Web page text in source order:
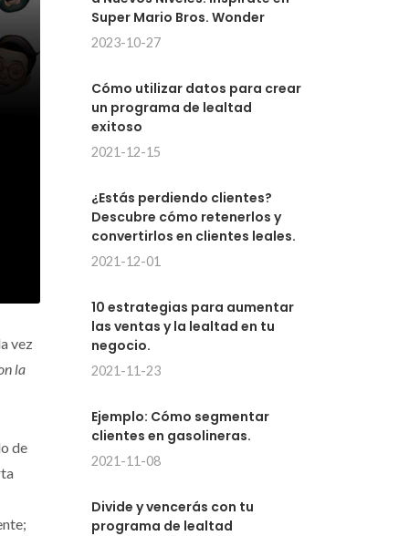
vez
la
de
Super Mario Bros. Wonder
2023-10-27
Cómo utilizar datos para crear
un programa de lealtad
exitoso
2021-12-15
¿Estás perdiendo clientes?
Descubre cómo retenerlos y
convertirlos en clientes leales.
2021-12-01
10 estrategias para aumentar
las ventas y la lealtad en tu
negocio.
2021-11-23
Ejemplo: Cómo segmentar
clientes en gasolineras.
2021-11-08
Divide y vencerás con tu
programa de lealtad